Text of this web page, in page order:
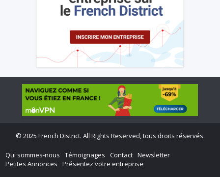
© 2025 French District. All Rights Reserved, tous droits réservés.
Qui sommes-nous Témoignages Contact Newsletter
Petites Annonces
Présentez votre entreprise